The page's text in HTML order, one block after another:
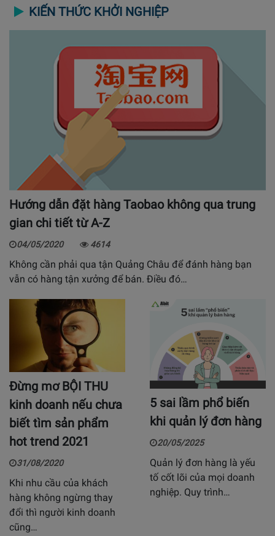
KIẾN THỨC KHỞI NGHIỆP
Hướng dẫn đặt hàng Taobao không qua trung
gian chi tiết từ A-Z
04/05/2020 4614
Không cần phải qua tận Quảng Châu để đánh hàng bạn
vẫn có hàng tận xưởng để bán. Điều đó…
Đừng mơ BỘI THU
kinh doanh nếu chưa
biết tìm sản phẩm
hot trend 2021
31/08/2020
Khi nhu cầu của khách
hàng không ngừng thay
đổi thì người kinh doanh
cũng…
5 sai lầm phổ biến
khi quản lý đơn hàng
20/05/2025
Quản lý đơn hàng là yếu
tố cốt lõi của mọi doanh
nghiệp. Quy trình…